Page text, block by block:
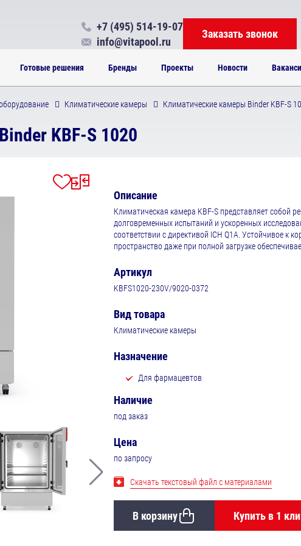
Готовые решения Бренды Проекты Новости
+7 (495) 514-19-07
info@vitapool.ru
Заказать звонок
Климатические камеры Климатические камеры Binder KBF-S
KBF-S 1020
Описание
Климатическая камера KBF-S представляет собой
долговременных испытаний и ускоренных
соответствии с директивой ICH Q1A. Устойчивое к
пространство даже при полной загрузке
Артикул
KBFS1020-230V/9020-0372
Вид товара
Климатические камеры
Назначение
Для фармацевтов
Наличие
под заказ
Цена
по запросу
Скачать текстовый файл с материалами
В корзину Купить в 1